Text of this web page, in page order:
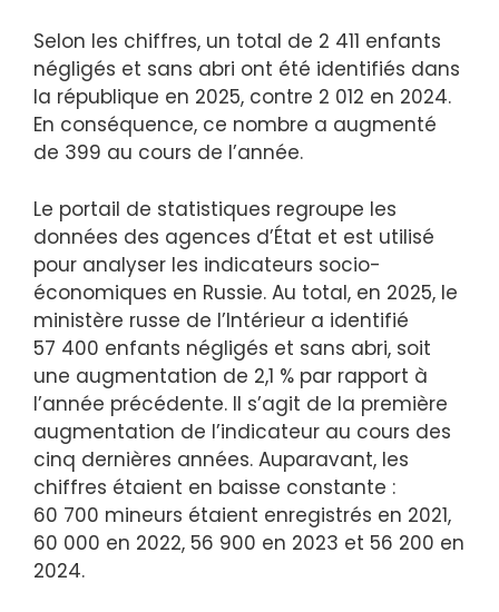
Selon les chiffres, un total de 2 411 enfants
négligés et sans abri ont été identifiés dans
la république en 2025, contre 2 012 en 2024.
En conséquence, ce nombre a augmenté
de 399 au cours de l’année.
Le portail de statistiques regroupe les
données des agences d’État et est utilisé
pour analyser les indicateurs socio-
économiques en Russie. Au total, en 2025, le
ministère russe de l’Intérieur a identifié
57 400 enfants négligés et sans abri, soit
une augmentation de 2,1 % par rapport à
l’année précédente. Il s’agit de la première
augmentation de l’indicateur au cours des
cinq dernières années. Auparavant, les
chiffres étaient en baisse constante :
60 700 mineurs étaient enregistrés en 2021,
60 000 en 2022, 56 900 en 2023 et 56 200 en
2024.